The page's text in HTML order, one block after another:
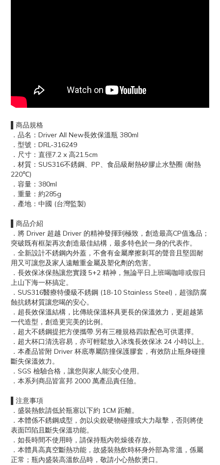
▌商品規格
．品名：Driver All New長效保溫瓶 380ml
．型號：DRL-316249
．尺寸：直徑7.2 x 高21.5cm
．材質：SUS316不銹鋼、PP、食品級耐熱矽膠止水墊圈 (耐熱
220℃)
．容量：380ml
．重量：約285g
．產地：中國 (台灣監製)
▌商品介紹
．將 Driver 超越 Driver 的精神發揮到極致，創造最高CP值逸品；
突破既有框架再次創造最佳結構，最多特色於一身的代表作。
．全新設計不銹鋼內外蓋，不會有金屬摩擦刺耳的聲音且堅固耐
用又可讓您及家人遠離重金屬及塑化劑的危害。
．長效保冰保熱讓您實踐 5+2 精神，無論平日上班喝咖啡或假日
上山下海一杯搞定。
．SUS316醫療特優級不銹鋼 (18-10 Stainless Steel)，超強防腐
蝕抗銹材質讓您喝的安心。
．超長效保溫結構，比傳統保溫杯具更長的保溫效力，更超越第
一代造型，創造更完美的比例。
．超大不銹鋼提把方便攜帶.另有三種規格四款配色可供選擇。
．超大杯口清洗容易，亦可輕鬆放入冰塊長效保冰 24 小時以上。
．本產品皆附 Driver 杯底專屬防撞保護膠套，有效防止瓶身碰撞
斷失保溫效力。
．SGS 檢驗合格，讓您與家人能安心使用。
．本系列商品皆富邦 2000 萬產品責任險。
▌注意事項
．盛裝熱飲請低於瓶塞以下約 1CM 距離。
．本體係不銹鋼成型，勿以尖銳硬物碰撞或大力敲擊，否則將使
表面凹陷且斷失保溫功能。
．如長時間不使用時，請保持瓶內乾燥後存放。
．本體具高真空斷熱功能，故盛裝熱飲時杯身外部為常溫，係屬
正常；瓶內盛裝高溫飲品時，敬請小心熱飲燙口。